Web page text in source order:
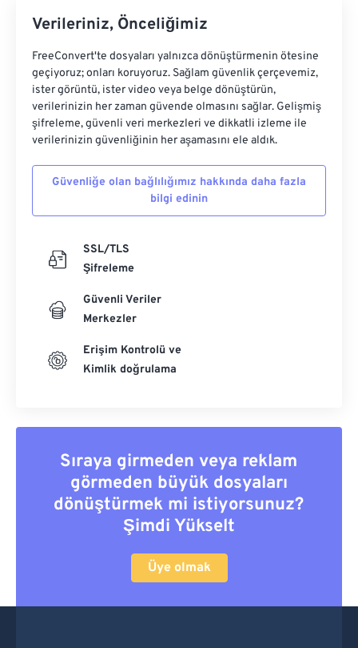
Verileriniz, Önceliğimiz
FreeConvert'te dosyaları yalnızca dönüştürmenin ötesine
geçiyoruz; onları koruyoruz. Sağlam güvenlik çerçevemiz,
ister görüntü, ister video veya belge dönüştürün,
verilerinizin her zaman güvende olmasını sağlar. Gelişmiş
şifreleme, güvenli veri merkezleri ve dikkatli izleme ile
verilerinizin güvenliğinin her aşamasını ele aldık.
Güvenliğe olan bağlılığımız hakkında daha fazla
bilgi edinin
SSL/TLS
Şifreleme
Güvenli Veriler
Merkezler
Erişim Kontrolü ve
Kimlik doğrulama
Sıraya girmeden veya reklam
görmeden büyük dosyaları
dönüştürmek mi istiyorsunuz?
Şimdi Yükselt
Üye olmak